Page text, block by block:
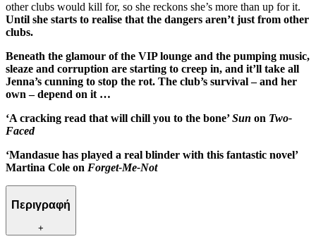
other clubs would kill for, so she reckons she’s more than up for it.
Until she starts to realise that the dangers aren’t just from other
clubs.
Beneath the glamour of the VIP lounge and the pumping music,
sleaze and corruption are starting to creep in, and it’ll take all
Jenna’s cunning to stop the rot. The club’s survival – and her
own – depend on it …
‘A cracking read that will chill you to the bone’Sun on Two-
Faced
‘Mandasue has played a real blinder with this fantastic novel’
Martina Cole on Forget-Me-Not
Περιγραφή
+